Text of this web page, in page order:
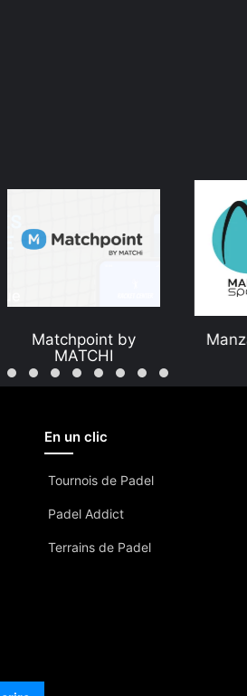
Matchpoint by
MATCHI
En un clic
Tournois de Padel
Padel Addict
Terrains de Padel